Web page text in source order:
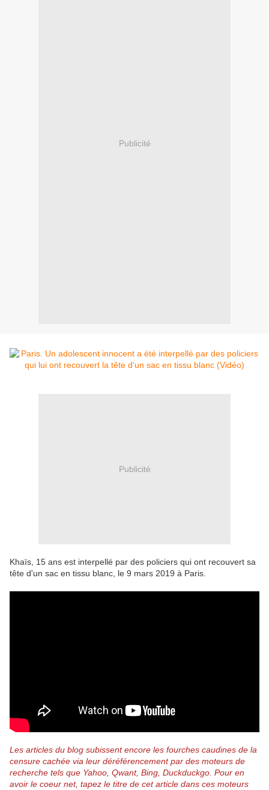
Publicité
Publicité
Khaïs, 15 ans est interpellé par des policiers qui ont recouvert sa
tête d'un sac en tissu blanc, le 9 mars 2019 à Paris.
Les articles du blog subissent encore les fourches caudines de la
censure cachée via leur déréférencement par des moteurs de
recherche tels que Yahoo, Qwant, Bing, Duckduckgo. Pour en
avoir le coeur net, tapez le titre de cet article dans ces moteurs